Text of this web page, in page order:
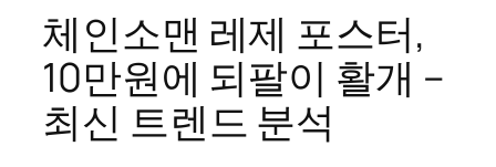
체인소맨 레제 포스터,
10만원에 되팔이 활개 –
최신 트렌드 분석